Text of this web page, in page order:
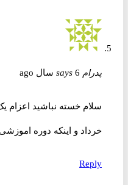
پدرام says 6 سال ago
سلام خسته نباشید اعزام یک
خرداد و اینکه دوره اموزشی
Reply